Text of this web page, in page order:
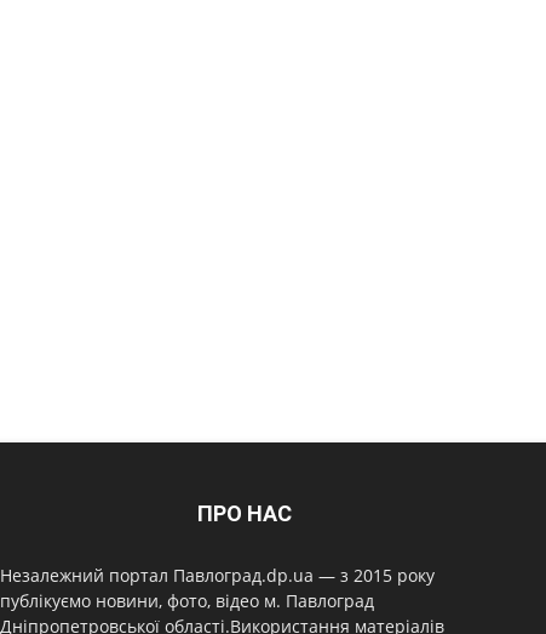
ПРО НАС
Незалежний портал Павлоград.dp.ua — з 2015 року
публікуємо новини, фото, відео м. Павлоград
Дніпропетровської області.Використання матеріалів